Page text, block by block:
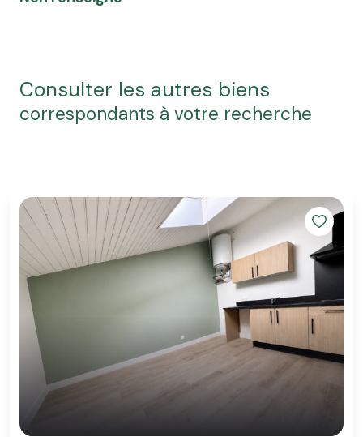
consulter les autres biens
correspondants à votre recherche